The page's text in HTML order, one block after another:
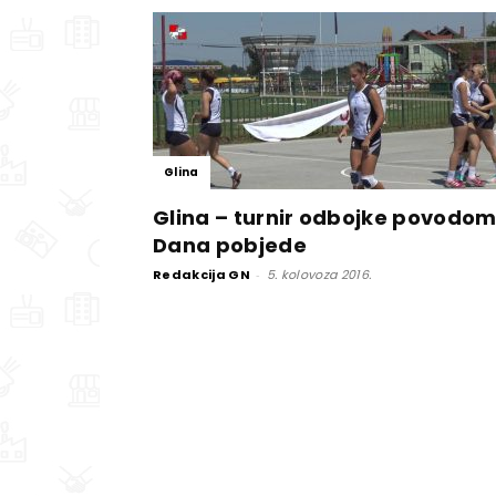
Glina
Glina – turnir odbojke povodom
Dana pobjede
Redakcija GN - 5. kolovoza 2016.